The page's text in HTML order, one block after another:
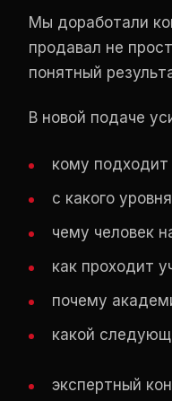
Мы доработали
продавал не
понятный
В новой подаче
кому подходит
с какого
чему человек
как проходит
почему
какой
экспертный